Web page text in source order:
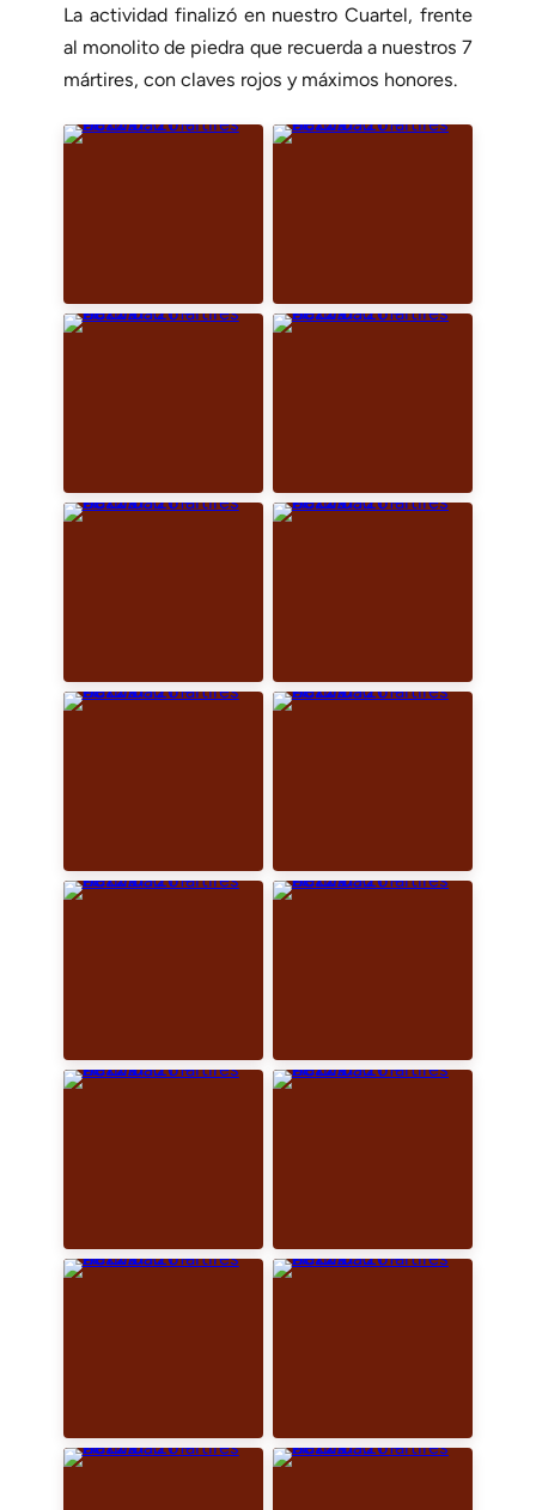
La actividad finalizó en nuestro Cuartel, frente
al monolito de piedra que recuerda a nuestros 7
mártires, con claves rojos y máximos honores.